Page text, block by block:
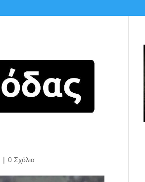
| 0 Σχόλια